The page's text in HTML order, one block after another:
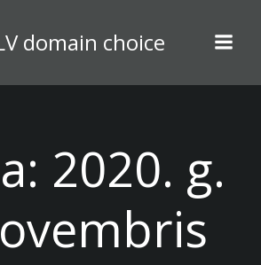
content
domain choice
2020. g.